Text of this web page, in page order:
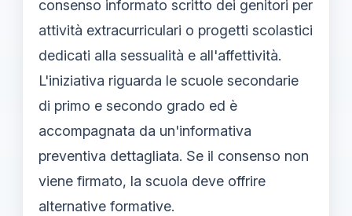
consenso informato scritto dei genitori per
attività extracurriculari o progetti scolastici
dedicati alla sessualità e all'affettività.
L'iniziativa riguarda le scuole secondarie
di primo e secondo grado ed è
accompagnata da un'informativa
preventiva dettagliata. Se il consenso non
viene firmato, la scuola deve offrire
alternative formative.